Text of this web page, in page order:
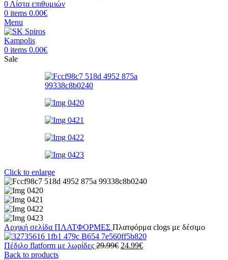
0 Λίστα επιθυμιών
0 items 0.00€
Menu
0 items 0.00€
Sale
Click to enlarge
Αρχική σελίδα ΠΛΑΤΦΟΡΜΕΣ Πλατφόρμα clogs με δέσιμο
Πέδιλο flatform με λωρίδες 29.99€ Original
24.99€Η
Back to products